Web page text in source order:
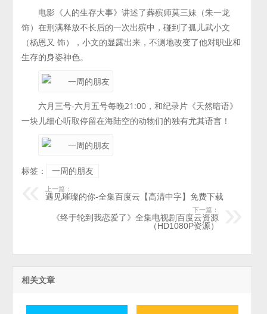
电影《人的生存大事》讲述了葬殡师莫三妹（朱一龙
饰）在刑满释放不长后的一次出殡中，碰到了孤儿武小文
（杨恩又 饰），小文的显露出来，不测地改变了他对职业和
生存的身姿神色。
六月三号-六月五号每晚21:00，和纪录片《天然暗语》
一块儿细心听取停留在海陆空的动物们的独有尤其语言！
标签： 一周的朋友
上一篇：
遇见璀璨的你-全集百度云【高清中字】免费下载
下一篇：
《终于轮到我恋爱了》全集电视剧百度云资源
（HD1080P资源）
相关文章